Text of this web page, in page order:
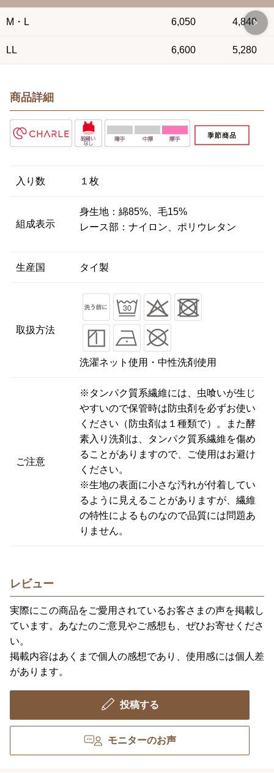
M・L 6,050 4,840
LL 6,600 5,280
商品詳細
入り数 １枚
組成表示
身生地：綿85%、毛15%
レース部：ナイロン、ポリウレタン
生産国 タイ製
取扱方法
洗濯ネット使用・中性洗剤使用
ご注意
※タンパク質系繊維には、虫喰いが生じ
やすいので保管時は防虫剤を必ずお使い
ください（防虫剤は１種類で）。また酵
素入り洗剤は、タンパク質系繊維を傷め
ることがありますので、ご使用はお避け
ください。
※生地の表面に小さな汚れが付着してい
るように見えることがありますが、繊維
の特性によるものなので品質には問題あ
りません。
レビュー
実際にこの商品をご愛用されているお客さまの声を掲載し
ています。あなたのご意見やご感想も、ぜひお寄せくださ
い。
掲載内容はあくまで個人の感想であり、使用感には個人差
があります。
投稿する
モニターのお声